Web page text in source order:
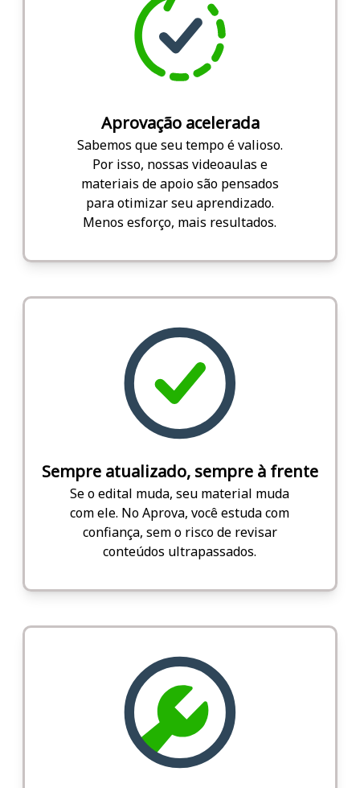
Aprovação acelerada
Sabemos que seu tempo é valioso.
Por isso, nossas videoaulas e
materiais de apoio são pensados
para otimizar seu aprendizado.
Menos esforço, mais resultados.
Sempre atualizado, sempre à frente
Se o edital muda, seu material muda
com ele. No Aprova, você estuda com
confiança, sem o risco de revisar
conteúdos ultrapassados.